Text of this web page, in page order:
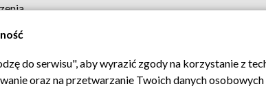
Regulamin TVP Polityka prywatności
do serwisu", aby wyrazić zgody na korzystanie z
oraz na przetwarzanie Twoich danych